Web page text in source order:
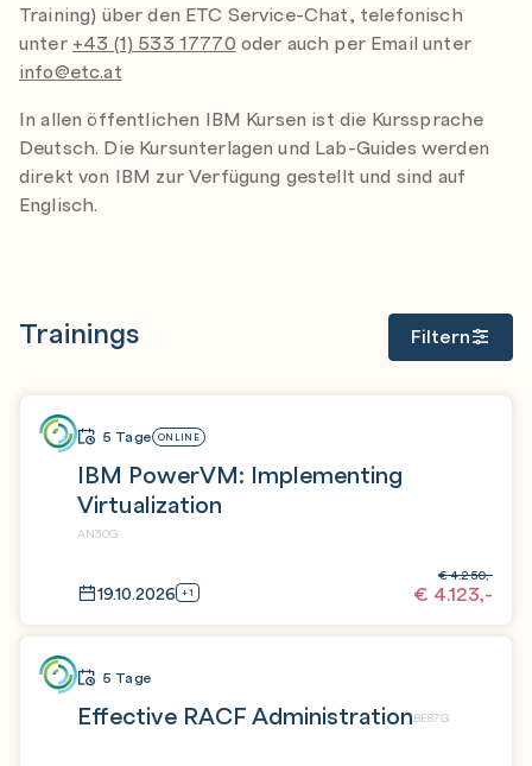
Training) über den ETC Service-Chat, telefonisch
unter +43 (1) 533 17770 oder auch per Email unter
info@etc.at
In allen öffentlichen IBM Kursen ist die Kurssprache
Deutsch. Die Kursunterlagen und Lab-Guides werden
direkt von IBM zur Verfügung gestellt und sind auf
Englisch.
Trainings Filtern
5 Tage ONLINE
IBM PowerVM: Implementing
Virtualization
AN30G
19.10.2026 +1 € 4.123,-
€4.250,-
5 Tage
Effective RACF AdministrationBE87G